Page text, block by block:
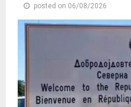
posted on 06/08/2026